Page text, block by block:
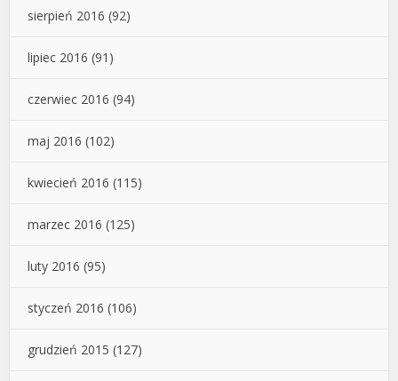
sierpień 2016 (92)
lipiec 2016 (91)
czerwiec 2016 (94)
maj 2016 (102)
kwiecień 2016 (115)
marzec 2016 (125)
luty 2016 (95)
styczeń 2016 (106)
grudzień 2015 (127)